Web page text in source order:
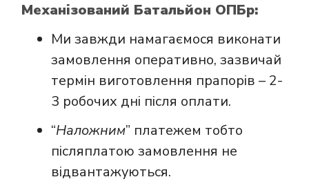
Механізований Батальйон ОПБр:
Ми завжди намагаємося виконати
замовлення оперативно, зазвичай
термін виготовлення прапорів – 2-
3 робочих дні після оплати.
“Наложним” платежем тобто
післяплатою замовлення не
відвантажуються.